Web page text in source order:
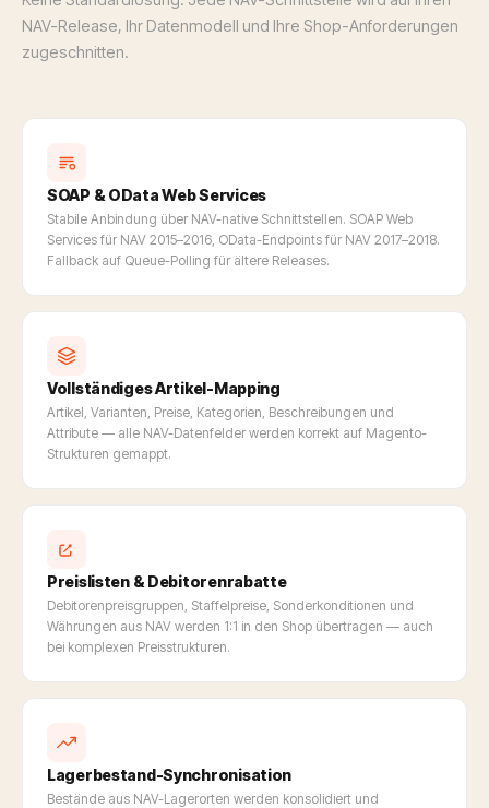
NAV-Release, Ihr Datenmodell und Ihre Shop-Anforderungen
zugeschnitten.
SOAP & OData Web Services
Stabile Anbindung über NAV-native Schnittstellen. SOAP Web
Services für NAV 2015–2016, OData-Endpoints für NAV 2017–2018.
Fallback auf Queue-Polling für ältere Releases.
Vollständiges Artikel-Mapping
Artikel, Varianten, Preise, Kategorien, Beschreibungen und
Attribute — alle NAV-Datenfelder werden korrekt auf Magento-
Strukturen gemappt.
Preislisten & Debitorenrabatte
Debitorenpreisgruppen, Staffelpreise, Sonderkonditionen und
Währungen aus NAV werden 1:1 in den Shop übertragen — auch
bei komplexen Preisstrukturen.
Lagerbestand-Synchronisation
Bestände aus NAV-Lagerorten werden konsolidiert und